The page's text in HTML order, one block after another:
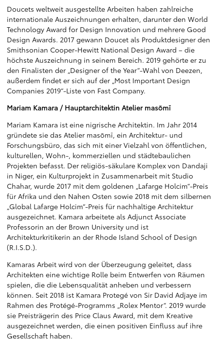
Doucets weltweit ausgestellte Arbeiten haben zahlreiche
internationale Auszeichnungen erhalten, darunter den World
Technology Award for Design Innovation und mehrere Good
Design Awards. 2017 gewann Doucet als Produktdesigner den
Smithsonian Cooper-Hewitt National Design Award – die
höchste Auszeichnung in seinem Bereich. 2019 gehörte er zu
den Finalisten der „Designer of the Year“-Wahl von Deezen,
außerdem findet er sich auf der „Most Important Design
Companies 2019“-Liste von Fast Company.
Mariam Kamara / Hauptarchitektin Atelier masōmī
Mariam Kamara ist eine nigrische Architektin. Im Jahr 2014
gründete sie das Atelier masōmī, ein Architektur- und
Forschungsbüro, das sich mit einer Vielzahl von öffentlichen,
kulturellen, Wohn-, kommerziellen und städtebaulichen
Projekten befasst. Der religiös-säkulare Komplex von Dandaji
in Niger, ein Kulturprojekt in Zusammenarbeit mit Studio
Chahar, wurde 2017 mit dem goldenen „Lafarge Holcim“-Preis
für Afrika und den Nahen Osten sowie 2018 mit dem silbernen
„Global Lafarge Holcim“-Preis für nachhaltige Architektur
ausgezeichnet. Kamara arbeitete als Adjunct Associate
Professorin an der Brown University und ist
Architekturkritikerin an der Rhode Island School of Design
(R.I.S.D.).
Kamaras Arbeit wird von der Überzeugung geleitet, dass
Architekten eine wichtige Rolle beim Entwerfen von Räumen
spielen, die die Lebensqualität anheben und verbessern
können. Seit 2018 ist Kamara Protegé von Sir David Adjaye im
Rahmen des Protégé-Programms „Rolex Mentor“. 2019 wurde
sie Preisträgerin des Price Claus Award, mit dem Kreative
ausgezeichnet werden, die einen positiven Einfluss auf ihre
Gesellschaft haben.